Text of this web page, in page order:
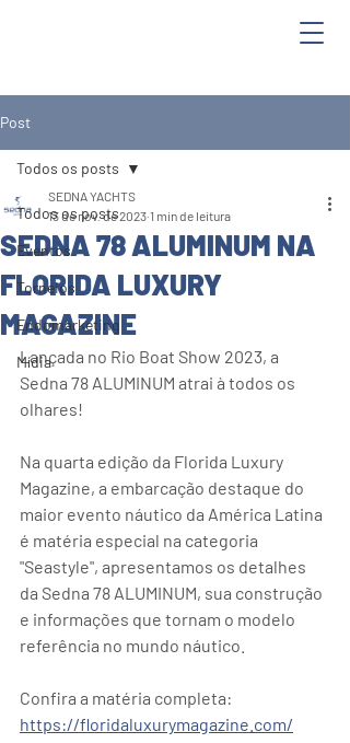
Post
Todos os posts
Eventos
Torneios
Endomarketing
Mídia
Todos os posts
SEDNA 78 ALUMINUM NA
FLORIDA LUXURY
MAGAZINE
SEDNA YACHTS
13 de nov. de 2023 1 min de leitura
Lançada no Rio Boat Show 2023, a
Sedna 78 ALUMINUM atrai à todos os
olhares!
Na quarta edição da Florida Luxury
Magazine, a embarcação destaque do
maior evento náutico da América Latina
é matéria especial na categoria
"Seastyle", apresentamos os detalhes
da Sedna 78 ALUMINUM, sua construção
e informações que tornam o modelo
referência no mundo náutico.
Confira a matéria completa:
https://floridaluxurymagazine.com/